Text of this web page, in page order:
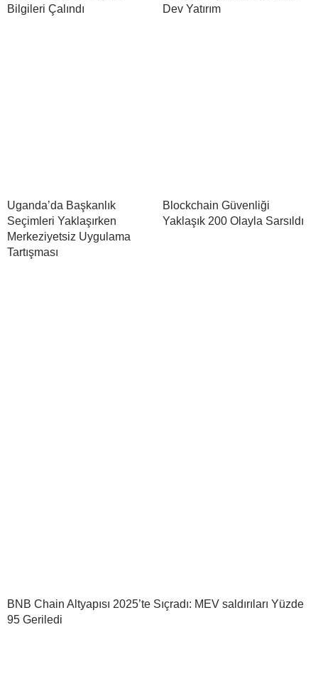
Bilgileri Çalındı
Dev Yatırım
Uganda’da Başkanlık
Seçimleri Yaklaşırken
Merkeziyetsiz Uygulama
Tartışması
Blockchain Güvenliği
Yaklaşık 200 Olayla Sarsıldı
BNB Chain Altyapısı 2025’te Sıçradı: MEV saldırıları Yüzde
95 Geriledi